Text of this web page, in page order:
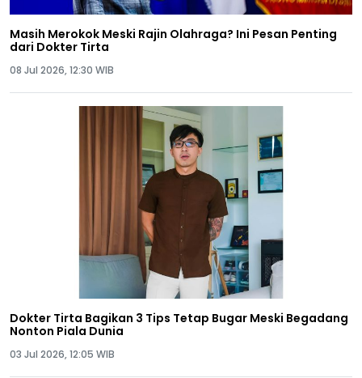
Masih Merokok Meski Rajin Olahraga? Ini Pesan Penting
dari Dokter Tirta
08 Jul 2026, 12:30 WIB
Dokter Tirta Bagikan 3 Tips Tetap Bugar Meski Begadang
Nonton Piala Dunia
03 Jul 2026, 12:05 WIB